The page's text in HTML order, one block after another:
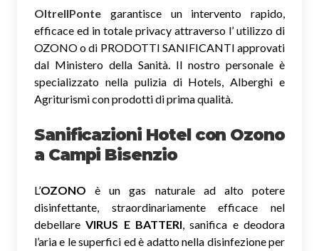
OltreIlPonte garantisce un intervento rapido,
efficace ed in totale privacy attraverso l’ utilizzo di
OZONO o di PRODOTTI SANIFICANTI approvati
dal Ministero della Sanità. Il nostro personale è
specializzato nella pulizia di Hotels, Alberghi e
Agriturismi con prodotti di prima qualità.
Sanificazioni Hotel con Ozono
a Campi Bisenzio
L’OZONO è un gas naturale ad alto potere
disinfettante, straordinariamente efficace nel
debellareVIRUS E BATTERI, sanifica e deodora
l’aria e le superfici ed è adatto nella disinfezione per